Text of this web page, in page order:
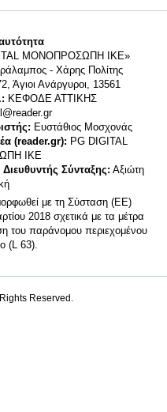
MONΟΠΡΟΣΩΠΗ ΙΚΕ»
- Χάρης Πολίτης
Άγιοι Ανάργυροι, 13561
ΚΕΦΟΔΕ ΑΤΤΙΚΗΣ
Ευστάθιος Μοσχονάς
(reader.gr): PG DIGITAL
ΙΚΕ
Διευθυντής Σύνταξης: Αξιώτη
με τη Σύσταση (ΕΕ)
2018 σχετικά με τα μέτρα
του παράνομου περιεχομένου
(L 63).
Reserved.